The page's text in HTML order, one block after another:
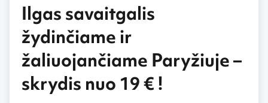
Ilgas savaitgalis
žydinčiame ir
žaliuojančiame Paryžiuje –
skrydis nuo 19 € !